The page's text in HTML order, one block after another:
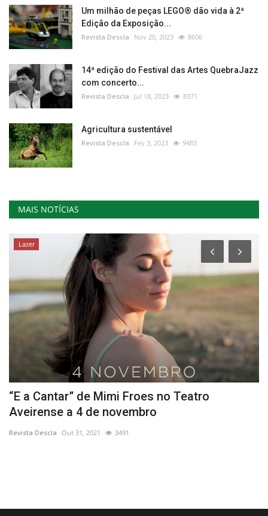
Um milhão de peças LEGO® dão vida à 2ª
Edição da Exposição...
Revista Descla Nov 20, 2023 8606
14ª edição do Festival das Artes QuebraJazz
com concerto...
Revista Descla Jul 18, 2023 8371
Agricultura sustentável
Revista Descla Fev 3, 2023 9483
MAIS NOTÍCIAS
Lazer
“E a Cantar” de Mimi Froes no Teatro
Aveirense a 4 de novembro
Revista Descla Out 31, 2021 3491